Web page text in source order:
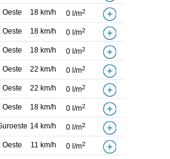
Oeste 18 km/h 0 l/m2
Oeste 18 km/h 0 l/m2
Oeste 18 km/h 0 l/m2
Oeste 22 km/h 0 l/m2
Oeste 22 km/h 0 l/m2
Oeste 18 km/h 0 l/m2
14 km/h 0 l/m2
Oeste 11 km/h 0 l/m2